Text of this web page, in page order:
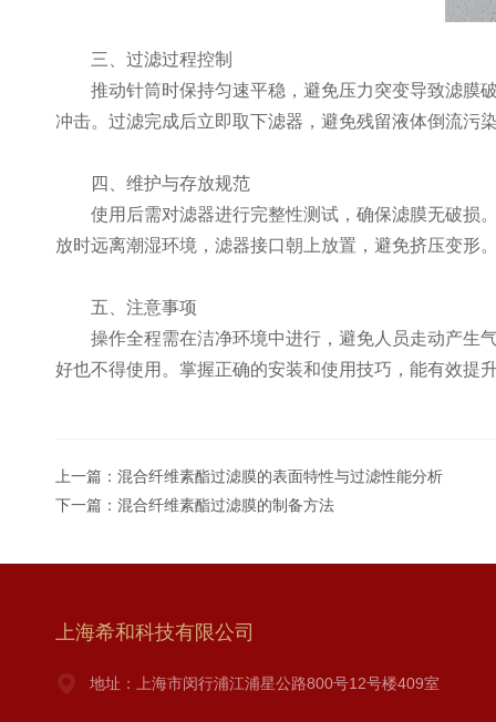
​​三、过滤过程控制​​
推动针筒时保持匀速平稳，避免压力突变导致滤膜破
冲击。过滤完成后立即取下滤器，避免残留液体倒流污
​​四、维护与存放规范​​
使用后需对滤器进行完整性测试，确保滤膜无破损。
放时远离潮湿环境，滤器接口朝上放置，避免挤压变形
​​五、注意事项​​
操作全程需在洁净环境中进行，避免人员走动产生气
好也不得使用。掌握正确的安装和使用技巧，能有效提
上一篇： 混合纤维素酯过滤膜的表面特性与过滤性能分析
下一篇： 混合纤维素酯过滤膜的制备方法
上海希和科技有限公司
地址：上海市闵行浦江浦星公路800号12号楼409室